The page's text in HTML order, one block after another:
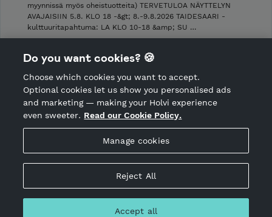
Hosted by Holvi
Holvi Payment Services Ltd is regulated by the Financial
© 2026 Holvi Payment Services Ltd.
myynnissä myös oheistuotteita) TERVETULOA NÄYTTELYN
AVAJAISIIN 5.8. KLO 18 -&gt; 8.-9.8.2026 TAIDESAARI -
kulttuuritapahtuma: LA KLO 10-18 &amp; SU …
Shop privacy policy
CANCEL ORDER
Do you want cookies? 🍪
Choose which cookies you want to accept.
Optional cookies let us show you personalised ads
and marketing — making your Holvi experience
even sweeter. Read our Cookie Policy.
Manage cookies
Reject All
Accept all